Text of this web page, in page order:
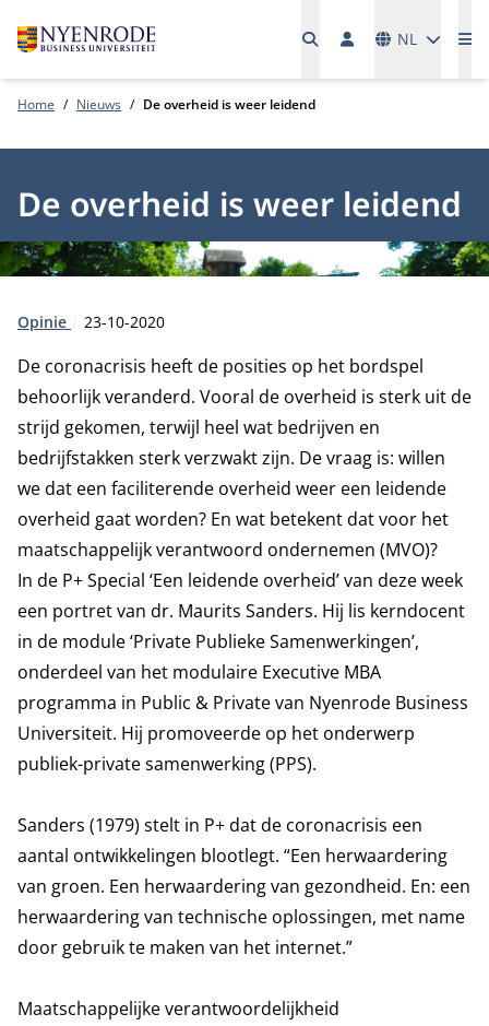
NL
Home Nieuws De overheid is weer leidend
De overheid is weer leidend
Type:
Opinie Publicatiedatum:
23-10-2020
De coronacrisis heeft de posities op het bordspel
behoorlijk veranderd. Vooral de overheid is sterk uit de
strijd gekomen, terwijl heel wat bedrijven en
bedrijfstakken sterk verzwakt zijn. De vraag is: willen
we dat een faciliterende overheid weer een leidende
overheid gaat worden? En wat betekent dat voor het
maatschappelijk verantwoord ondernemen (MVO)?
In de P+ Special ‘Een leidende overheid’ van deze week
een portret van dr. Maurits Sanders. Hij lis kerndocent
in de module ‘Private Publieke Samenwerkingen’,
onderdeel van het modulaire Executive MBA
programma in Public & Private van Nyenrode Business
Universiteit. Hij promoveerde op het onderwerp
publiek-private samenwerking (PPS).
Sanders (1979) stelt in P+ dat de coronacrisis een
aantal ontwikkelingen blootlegt. “Een herwaardering
van groen. Een herwaardering van gezondheid. En: een
herwaardering van technische oplossingen, met name
door gebruik te maken van het internet.”
Maatschappelijke verantwoordelijkheid